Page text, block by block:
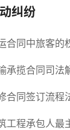
纠纷
合同中旅客的
括这些内容
揽合同司法解释 运输
人的义务有哪
合同签订流程
答
工程承包人最